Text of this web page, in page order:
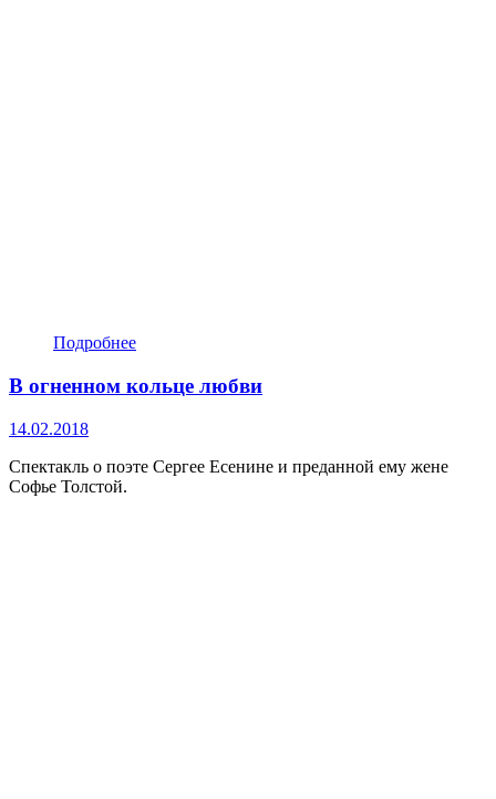
Подробнее
В огненном кольце любви
14.02.2018
Спектакль о поэте Сергее Есенине и преданной ему жене
Софье Толстой.